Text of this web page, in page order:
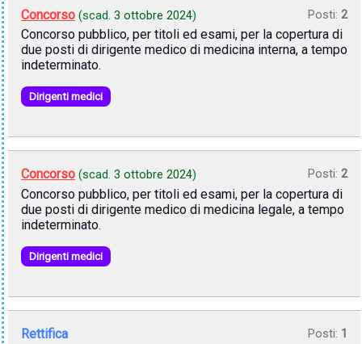
Concorso (scad. 3 ottobre 2024) Posti: 2
Concorso pubblico, per titoli ed esami, per la copertura di
due posti di dirigente medico di medicina interna, a tempo
indeterminato.
Dirigenti medici
Concorso (scad. 3 ottobre 2024) Posti: 2
Concorso pubblico, per titoli ed esami, per la copertura di
due posti di dirigente medico di medicina legale, a tempo
indeterminato.
Dirigenti medici
Rettifica Posti: 1